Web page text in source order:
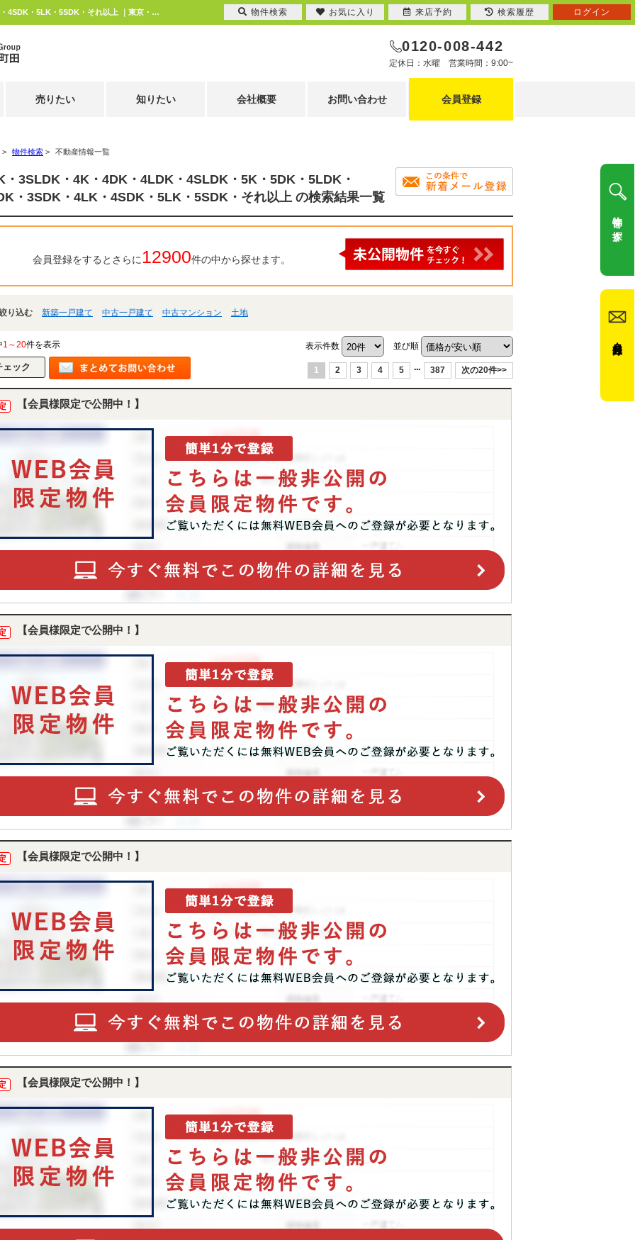
3LDK・3SLDK・4K・4DK・4LDK・4SLDK・5K・5DK・5LDK・5SLDK・3SDK・4LK・4SDK・5LK・5SDK・それ以上 ｜東京・神奈川の不動産のことならエムイーPLUS町田
0120-008-442
定休日：水曜 営業時間：9:00~
売りたい 知りたい 会社概要 お問い合わせ 会員登録
> 物件検索 > 不動産情報一覧
・3SLDK・4K・4DK・4LDK・4SLDK・5K・5DK・5LDK・
・3SDK・4LK・4SDK・5LK・5SDK・それ以上 の検索結果一覧
会員登録をするとさらに 12900件の中から探せます。
り込む 新築一戸建て 中古一戸建て 中古マンション 土地
1～20件を表示 表示件数 並び順
1 2 3 4 5 ... 387 次の20件>>
【会員様限定で公開中！】
【会員様限定で公開中！】
【会員様限定で公開中！】
【会員様限定で公開中！】
物件検索 お気に入り 来店予約 検索履歴 ログイン
物件を探す